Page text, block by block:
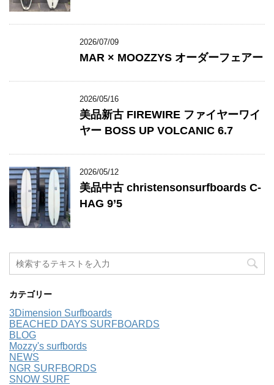
2026/07/09
MAR × MOOZZYS オーダーフェアー
2026/05/16
美品新古 FIREWIRE ファイヤーワイ
ヤー BOSS UP VOLCANIC 6.7
2026/05/12
美品中古 christensonsurfboards C-
HAG 9’5
カテゴリー
3Dimension Surfboards
BEACHED DAYS SURFBOARDS
BLOG
Mozzy's surfbords
NEWS
NGR SURFBORDS
SNOW SURF